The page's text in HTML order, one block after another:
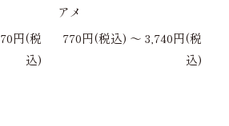
円(税
込)
アメ
770円(税込) 〜 3,740円(税
込)